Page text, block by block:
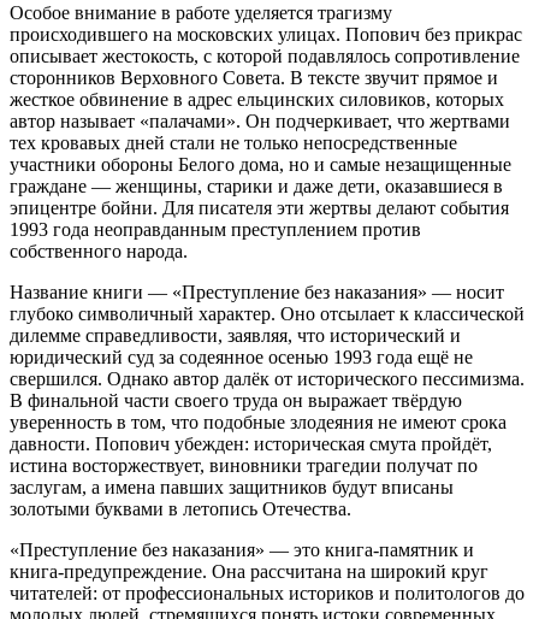
Особое внимание в работе уделяется трагизму
происходившего на московских улицах. Попович без прикрас
описывает жестокость, с которой подавлялось сопротивление
сторонников Верховного Совета. В тексте звучит прямое и
жесткое обвинение в адрес ельцинских силовиков, которых
автор называет «палачами». Он подчеркивает, что жертвами
тех кровавых дней стали не только непосредственные
участники обороны Белого дома, но и самые незащищенные
граждане — женщины, старики и даже дети, оказавшиеся в
эпицентре бойни. Для писателя эти жертвы делают события
1993 года неоправданным преступлением против
собственного народа.
Название книги — «Преступление без наказания» — носит
глубоко символичный характер. Оно отсылает к классической
дилемме справедливости, заявляя, что исторический и
юридический суд за содеянное осенью 1993 года ещё не
свершился. Однако автор далёк от исторического пессимизма.
В финальной части своего труда он выражает твёрдую
уверенность в том, что подобные злодеяния не имеют срока
давности. Попович убежден: историческая смута пройдёт,
истина восторжествует, виновники трагедии получат по
заслугам, а имена павших защитников будут вписаны
золотыми буквами в летопись Отечества.
«Преступление без наказания» — это книга-памятник и
книга-предупреждение. Она рассчитана на широкий круг
читателей: от профессиональных историков и политологов до
молодых людей, стремящихся понять истоки современных